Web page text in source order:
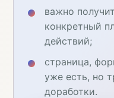
важно
конкретный
действий;
страница,
уже есть, но
доработки.